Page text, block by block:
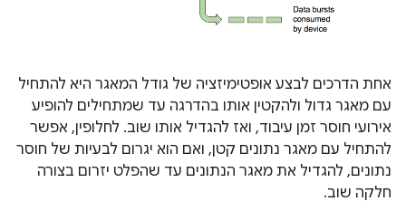
אחת הדרכים לבצע אופטימיזציה של גודל המאגר היא להתחיל
עם מאגר גדול ולהקטין אותו בהדרגה עד שמתחילים להופיע
אירועי חוסר זמן עיבוד, ואז להגדיל אותו שוב. לחלופין, אפשר
להתחיל עם מאגר נתונים קטן, ואם הוא יגרום לבעיות של חוסר
נתונים, להגדיל את מאגר הנתונים עד שהפלט יזרום בצורה
חלקה שוב.